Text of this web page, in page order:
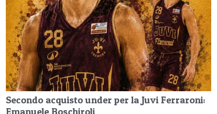
Secondo acquisto under per la Juvi Ferraroni:
Emanuele Boschiroli